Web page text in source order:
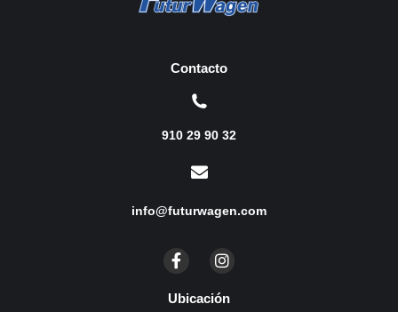
Contacto
910 29 90 32
info@futurwagen.com
Ubicación